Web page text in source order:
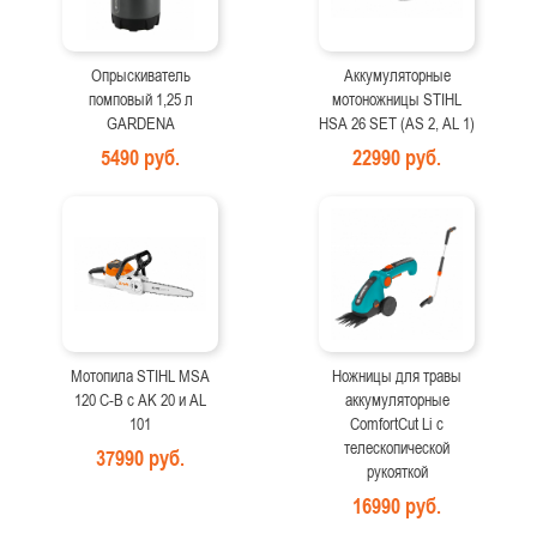
Опрыскиватель
помповый 1,25 л
GARDENA
5490 руб.
Аккумуляторные
мотоножницы STIHL
HSA 26 SET (AS 2, AL 1)
22990 руб.
Мотопила STIHL MSA
120 C-B с AK 20 и AL
101
37990 руб.
Ножницы для травы
аккумуляторные
ComfortCut Li с
телескопической
рукояткой
16990 руб.